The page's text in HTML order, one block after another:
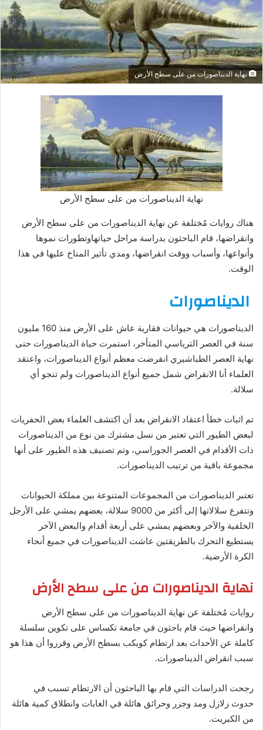
نهاية الديناصورات من على سطح الأرض
نهاية الديناصورات من على سطح الأرض
هناك روايات مُختلفة عن نهاية الديناصورات من على سطح الأرض
وانقراضها، قام الباحثون بدراسة مراحل حياتهاوتطورات نموها
وأنواعها، وأسباب ووقت انقراضها، ومدي تأثير المناخ عليها في هذا
الوقت.
الديناصورات
الديناصورات هي حيوانات فقارية عاش على الأرض منذ 160 مليون
سنة في العصر الترياسي المتأخر، استمرت حياة الديناصورات حتى
نهاية العصر الطباشيري انقرضت معظم أنواع الديناصورات، واعتقد
العلماء أنا الانقراض شمل جميع أنواع الديناصورات ولم تنجو أي
سلالة.
تم اثبات خطأ اعتقاد الانقراض بعد أن اكتشف العلماء بعض الحفريات
لبعض الطيور التي تعتبر من نسل مشترك من نوع من الديناصورات
ذات الأقدام في العصر الجوراسي، وتم تصنيف هذه الطيور على أنها
مجموعة باقية من ترتيب الديناصورات.
تعتبر الديناصورات من المجموعات المتنوعة بين مملكة الحيوانات
وتتفرع سلالاتها إلى أكثر من 9000 سلالة، بعضهم يمشي على الأرجل
الخلفية والآخر وبعضهم يمشي على أربعة أقدام والبعض الآخر
يستطيع التحرك بالطريقتين عاشت الديناصورات في جميع أنحاء
الكرة الأرضية.
نهاية الديناصورات من على سطح الأرض
روايات مُختلفة عن نهاية الديناصورات من على سطح الأرض
وانقراضها حيث قام باحثون في جامعة تكساس على تكوين سلسلة
كاملة عن الأحداث بعد ارتطام كويكب بسطح الأرض وقرروا أن هذا هو
سبب انقراض الديناصورات.
رجحت الدراسات التي قام بها الباحثون أن الارتطام تسبب في
حدوث زلازل ومد وجزر وحرائق هائلة في الغابات وانطلاق كمية هائلة
من الكبريت.